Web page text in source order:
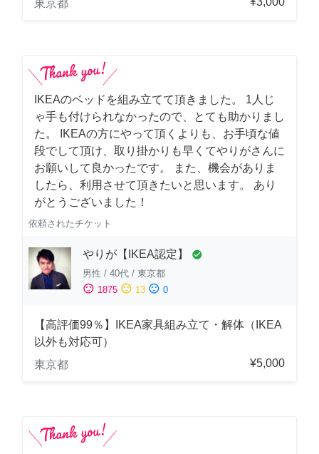
東京都
IKEAのベッドを組み立てて頂きました。 1人じ
ゃ手も付けられなかったので、とても助かりまし
た。 IKEAの方にやって頂くよりも、お手頃な値
段でして頂け、取り掛かりも早くてやりがさんに
お願いして良かったです。 また、機会がありま
したら、利用させて頂きたいと思います。 あり
がとうございました！
依頼されたチケット
やりが【IKEA認定】 check_circle
男性 / 40代 / 東京都
sentiment_satisfied 1875 sentiment_neutral 13 sentiment_dissatisfied 0
【高評価99％】IKEA家具組み立て・解体（IKEA
以外も対応可）
東京都
¥5,000